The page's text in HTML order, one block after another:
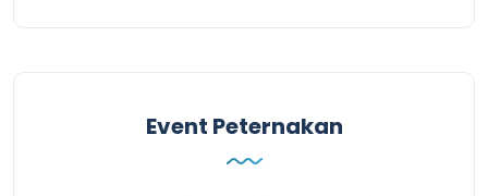
Event Peternakan